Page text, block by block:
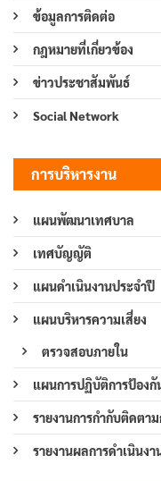
ข้อมูลการติดต่อ
กฎหมายที่เกี่ยวข้อง
ข่าวประชาสัมพันธ์
Social Network
การบริหารงาน
แผนพัฒนาเทศบาล
เทศบัญญัติ
แผนดำเนินงานประจำปี
แผนบริหารความเสี่ยง
ตรวจสอบภายใน
แผนการปฏิบัติการป้องกั
รายงานการกำกับติดตา
รายงานผลการดำเนินง